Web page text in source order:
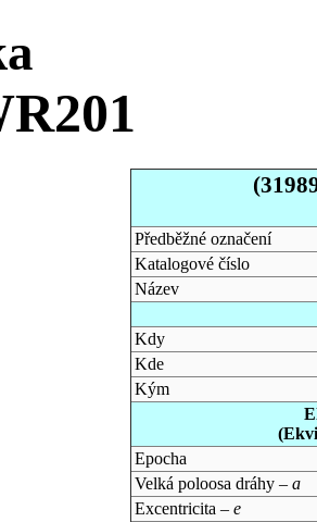
Předběžné označení
Katalogové číslo
Název
Kdy
Kde
Kým
Epocha
Velká poloosa dráhy – a
Excentricita – e